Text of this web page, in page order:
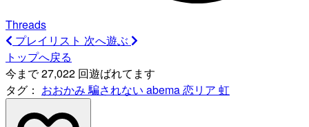
Threads
プレイリスト 次へ遊ぶ
トップへ戻る
今まで 27,022 回遊ばれてます
タグ： おおかみ 騙されない abema恋リア 虹